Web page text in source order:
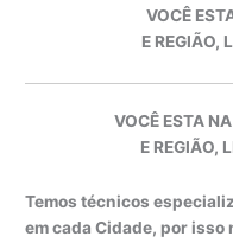
VOCÊ
E REGIÃO,
VOCÊ ESTA
E REGIÃO,
Temos técnicos
em cada Cidade, por